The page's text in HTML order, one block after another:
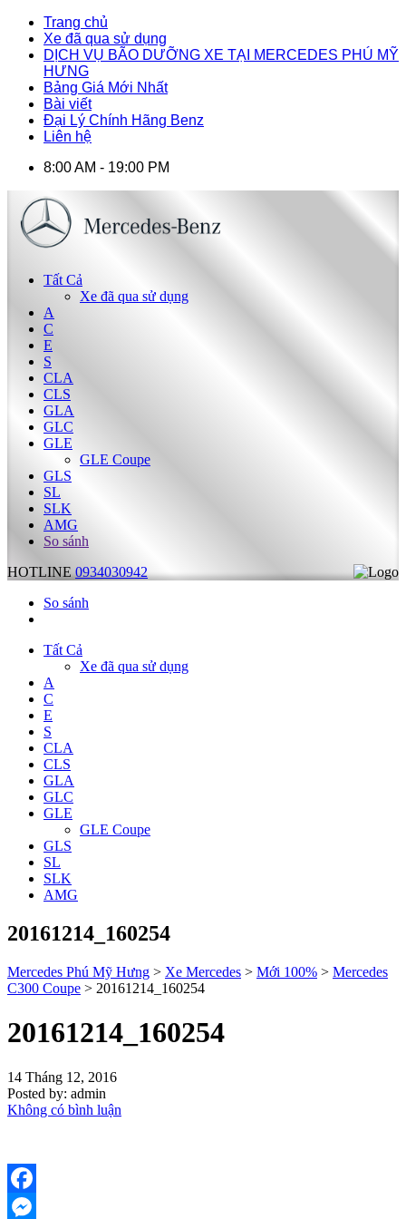
Trang chủ
Xe đã qua sử dụng
DỊCH VỤ BÃO DƯỠNG XE TẠI MERCEDES PHÚ MỸ
HƯNG
Bảng Giá Mới Nhất
Bài viết
Đại Lý Chính Hãng Benz
Liên hệ
8:00 AM - 19:00 PM
Tất Cả
Xe đã qua sử dụng
A
C
E
S
CLA
CLS
GLA
GLC
GLE
GLE Coupe
GLS
SL
SLK
AMG
So sánh
HOTLINE 0934030942
So sánh
Tất Cả
Xe đã qua sử dụng
A
C
E
S
CLA
CLS
GLA
GLC
GLE
GLE Coupe
GLS
SL
SLK
AMG
20161214_160254
Mercedes Phú Mỹ Hưng > Xe Mercedes > Mới 100% > Mercedes
C300 Coupe > 20161214_160254
20161214_160254
14 Tháng 12, 2016
Posted by: admin
Không có bình luận
Facebook